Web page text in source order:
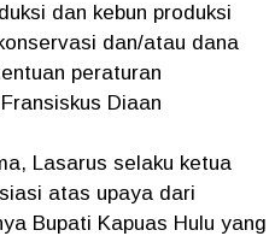
dan kebun produksi
dan/atau dana
peraturan
Diaan
Lasarus selaku ketua
atas upaya dari
Bupati Kapuas Hulu yang